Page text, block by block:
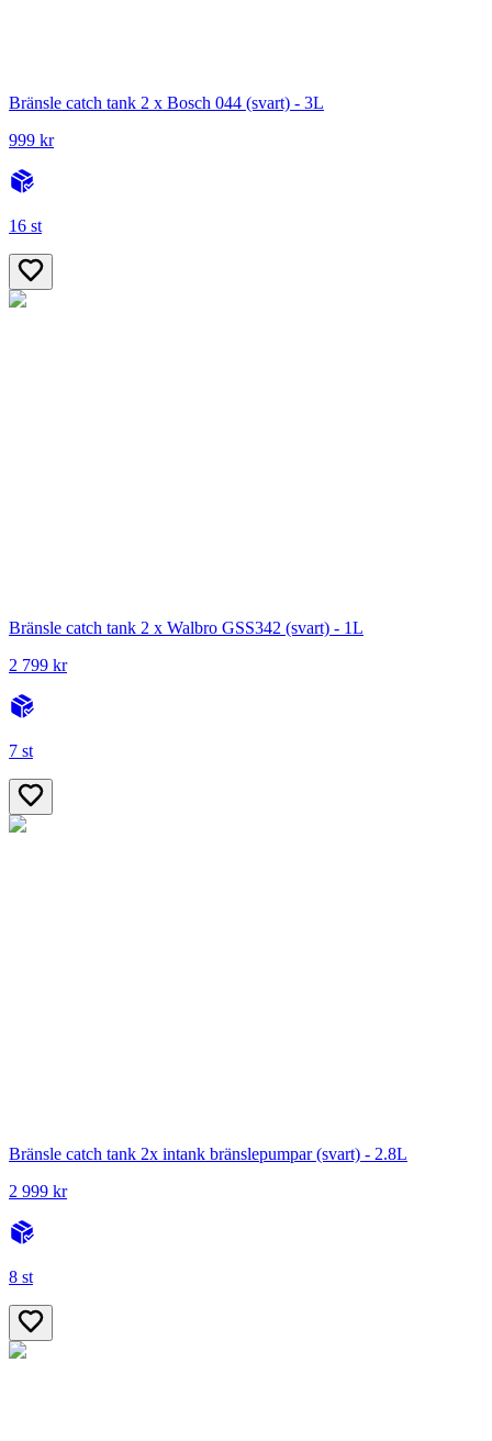
Bränsle catch tank 2 x Bosch 044 (svart) - 3L
999 kr
16 st
Bränsle catch tank 2 x Walbro GSS342 (svart) - 1L
2 799 kr
7 st
Bränsle catch tank 2x intank bränslepumpar (svart) - 2.8L
2 999 kr
8 st